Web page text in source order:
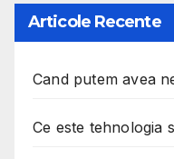
Articole Recente
Cand putem avea
Ce este tehnologia